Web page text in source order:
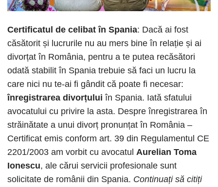
Certificatul de celibat în Spania: Dacă ai fost
căsătorit și lucrurile nu au mers bine în relație și ai
divorțat în România, pentru a te putea recăsători
odată stabilit în Spania trebuie să faci un lucru la
care nici nu te-ai fi gândit că poate fi necesar:
înregistrarea divorțuluiîn Spania. Iată sfatului
avocatului cu privire la asta. Despre înregistrarea în
străinătate a unui divorț pronunțat în România –
Certificat emis conform art. 39 din Regulamentul CE
2201/2003 am vorbit cu avocatul Aurelian Toma
Ionescu, ale cărui servicii profesionale sunt
solicitate de românii din Spania. Continuați să citiți